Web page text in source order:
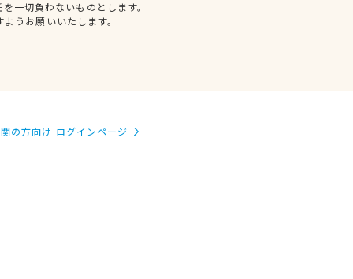
一切負わないものとします。
うお願いいたします。
の方向け ログインページ